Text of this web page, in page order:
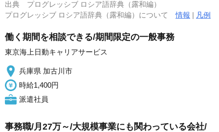
出典 プログレッシブ ロシア語辞典（露和編）
プログレッシブ ロシア語辞典（露和編）について情報 | 凡例
働く期間を相談できる/期間限定の一般事務
東京海上日動キャリアサービス
兵庫県 加古川市
時給1,400円
派遣社員
事務職/月27万～/大規模事業にも関わっている会社/